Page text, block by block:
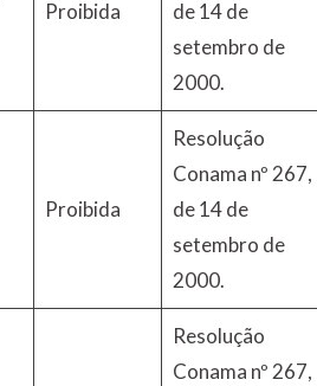
Proibida
de 14 de
setembro de
2000.
Proibida
Resolução
Conama nº 267,
de 14 de
setembro de
2000.
Resolução
Conama nº 267,